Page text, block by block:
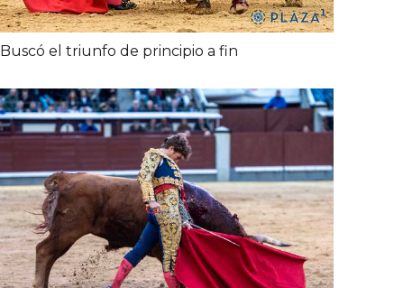
Buscó el triunfo de principio a fin